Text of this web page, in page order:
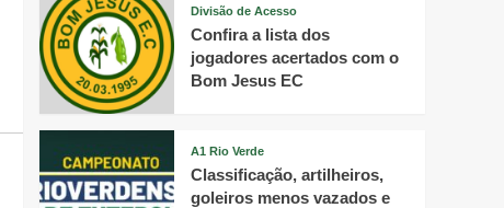
Divisão de Acesso
Confira a lista dos
jogadores acertados com o
Bom Jesus EC
A1 Rio Verde
Classificação, artilheiros,
goleiros menos vazados e